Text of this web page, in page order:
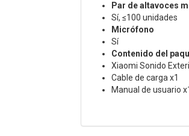
Par de altavoces
Sí, ≤100 unidades
Micrófono
Sí
Contenido del
Xiaomi Sonido
Cable de carga x1
Manual de usuario